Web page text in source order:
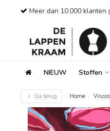
Meer dan 10.000 klanten
NIEUW Stoffen
Ga terug Home